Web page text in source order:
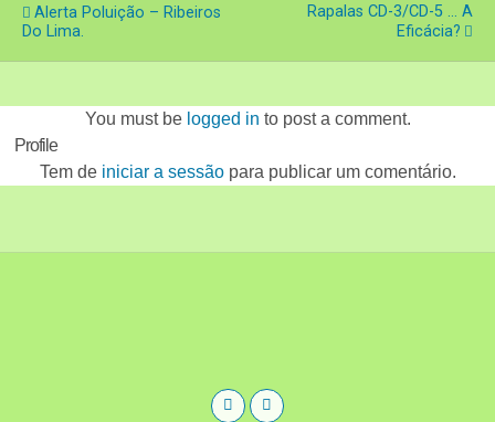
Alerta Poluição – Ribeiros
Do Lima.
Rapalas CD-3/CD-5 … A
Eficácia?
You must be logged in to post a comment.
Profile
Tem de iniciar a sessãopara publicar um comentário.